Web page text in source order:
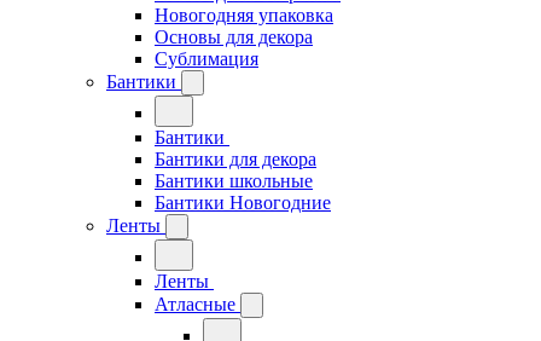
Новогодняя упаковка
Основы для декора
Сублимация
Бантики
Бантики
Бантики для декора
Бантики школьные
Бантики Новогодние
Ленты
Ленты
Атласные